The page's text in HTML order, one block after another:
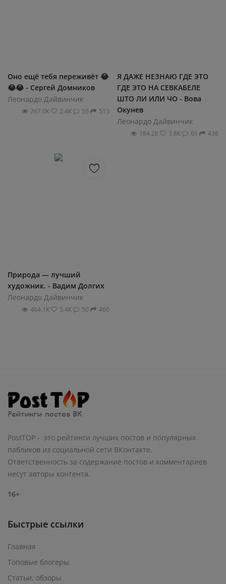
Оно ещё тебя переживёт 😂
😂😂 - Сергей Домников
Леонардо Дайвинчик
267.0К 2.4К 55 513
Я ДАЖЕ НЕЗНАЮ ГДЕ ЭТО
ГДЕ ЭТО НА СЕВКАБЕЛЕ
ШТО ЛИ ИЛИ ЧО - Вова
Окунев
Леонардо Дайвинчик
184.2К 3.8К 61 436
Природа — лучший
художник. - Вадим Долгих
Леонардо Дайвинчик
464.1К 5.4К 50 460
PostTOP - это рейтинги лучших постов и популярных
пабликов из социальной сети ВКонтакте.
Ответственность за содержание постов и комментариев
несут авторы контента.
16+
Быстрые ссылки
Главная
Топовые блогеры
Статьи, обзоры